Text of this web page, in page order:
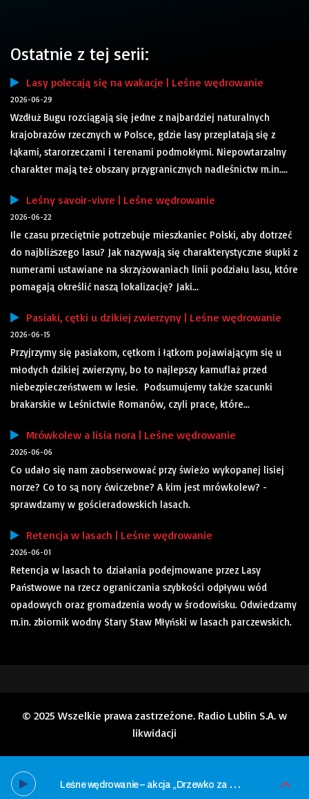
Ostatnie z tej serii:
Lasy polecają się na wakacje | Leśne wędrowanie
2026-06-29
Wzdłuż Bugu rozciągają się jedne z najbardziej naturalnych
krajobrazów rzecznych w Polsce, gdzie lasy przeplatają się z
łąkami, starorzeczami i terenami podmokłymi. Niepowtarzalny
charakter mają też obszary przygranicznych nadleśnictw m.in....
Leśny savoir-vivre | Leśne wędrowanie
2026-06-22
Ile czasu przeciętnie potrzebuje mieszkaniec Polski, aby dotrzeć
do najbliższego lasu? Jak nazywają się charakterystyczne słupki z
numerami ustawiane na skrzyżowaniach linii podziału lasu, które
pomagają określić naszą lokalizację? Jaki...
Pasiaki, cętki u dzikiej zwierzyny | Leśne wędrowanie
2026-06-15
Przyjrzymy się pasiakom, cętkom i łątkom pojawiającym się u
młodych dzikiej zwierzyny, bo to najlepszy kamuflaż przed
niebezpieczeństwem w lesie. Podsumujemy także szacunki
brakarskie w Leśnictwie Romanów, czyli prace, które...
Mrówkolew a lisia nora | Leśne wędrowanie
2026-06-06
Co udało się nam zaobserwować przy świeżo wykopanej lisiej
norze? Co to są nory ćwiczebne? A kim jest mrówkolew? -
sprawdzamy w gościeradowskich lasach.
Retencja w lasach | Leśne wędrowanie
2026-06-01
Retencja w lasach to działania podejmowane przez Lasy
Państwowe na rzecz ograniczania szybkości odpływu wód
opadowych oraz gromadzenia wody w środowisku. Odwiedzamy
m.in. zbiornik wodny Stary Staw Młyński w lasach parczewskich.
© 2025 Wszelkie prawa zastrzeżone. Radio Lublin S.A. w
likwidacji
L
eśne wędrowanie – akcja „Drzewko za makulaturę”